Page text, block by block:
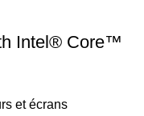
Intel® Core™
et écrans